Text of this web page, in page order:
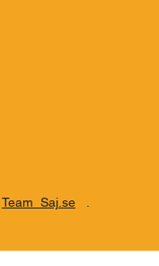
Team Saj.se.